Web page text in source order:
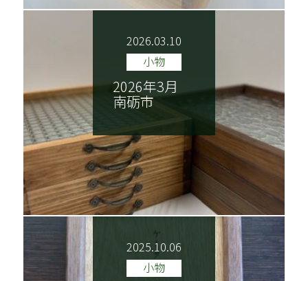
2026.03.10
小物
2026年3月
南砺市
2025.10.06
小物